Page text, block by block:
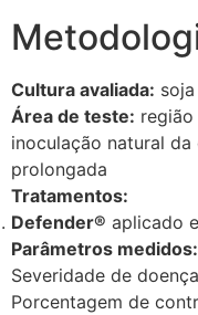
Cultura avaliada: soja
Área de teste:
inoculação natural
prolongada
Tratamentos:
Defender® aplicado
Parâmetros medidos:
Severidade de
Porcentagem de